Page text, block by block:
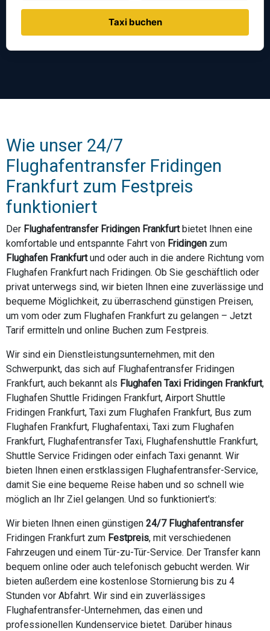
Taxi buchen
Wie unser 24/7
Flughafentransfer Fridingen
Frankfurt zum Festpreis
funktioniert
Der Flughafentransfer Fridingen Frankfurtbietet Ihnen eine
komfortable und entspannte Fahrt von Fridingen zum
Flughafen Frankfurtund oder auch in die andere Richtung vom
Flughafen Frankfurt nach Fridingen. Ob Sie geschäftlich oder
privat unterwegs sind, wir bieten Ihnen eine zuverlässige und
bequeme Möglichkeit, zu überraschend günstigen Preisen,
um vom oder zum Flughafen Frankfurt zu gelangen – Jetzt
Tarif ermitteln und online Buchen zum Festpreis.
Wir sind ein Dienstleistungsunternehmen, mit den
Schwerpunkt, das sich auf Flughafentransfer Fridingen
Frankfurt, auch bekannt als Flughafen Taxi Fridingen Frankfurt,
Flughafen Shuttle Fridingen Frankfurt, Airport Shuttle
Fridingen Frankfurt, Taxi zum Flughafen Frankfurt, Bus zum
Flughafen Frankfurt, Flughafentaxi, Taxi zum Flughafen
Frankfurt, Flughafentransfer Taxi, Flughafenshuttle Frankfurt,
Shuttle Service Fridingen oder einfach Taxi genannt. Wir
bieten Ihnen einen erstklassigen Flughafentransfer-Service,
damit Sie eine bequeme Reise haben und so schnell wie
möglich an Ihr Ziel gelangen. Und so funktioniert's:
Wir bieten Ihnen einen günstigen 24/7 Flughafentransfer
Fridingen Frankfurt zum Festpreis, mit verschiedenen
Fahrzeugen und einem Tür-zu-Tür-Service. Der Transfer kann
bequem online oder auch telefonisch gebucht werden. Wir
bieten außerdem eine kostenlose Stornierung bis zu 4
Stunden vor Abfahrt. Wir sind ein zuverlässiges
Flughafentransfer-Unternehmen, das einen und
professionellen Kundenservice bietet. Darüber hinaus